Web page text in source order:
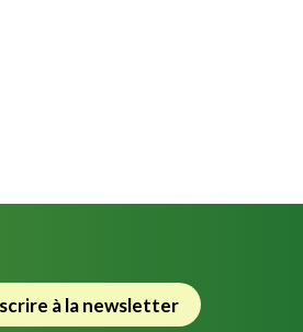
à la newsletter